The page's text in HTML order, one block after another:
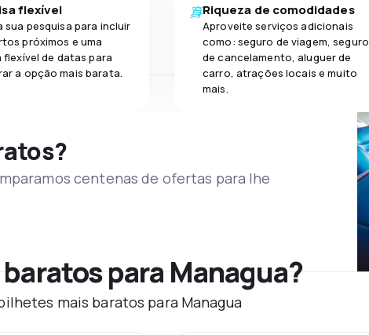
flexível
sua pesquisa para incluir
próximos e uma
flexível de datas para
a opção mais barata.
Riqueza de comodidades
Aproveite serviços adicionais
como: seguro de viagem, seguro
de cancelamento, aluguer de
carro, atrações locais e muito
mais.
centenas de ofertas para lhe
para Managua?
mais baratos para Managua